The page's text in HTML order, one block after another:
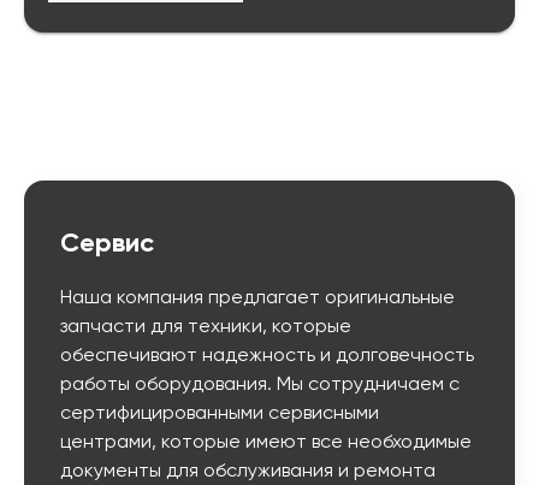
Сервис
Наша компания предлагает оригинальные
запчасти для техники, которые
обеспечивают надежность и долговечность
работы оборудования. Мы сотрудничаем с
сертифицированными сервисными
центрами, которые имеют все необходимые
документы для обслуживания и ремонта